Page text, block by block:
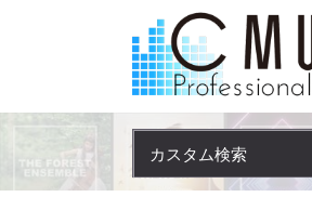
カスタム検索